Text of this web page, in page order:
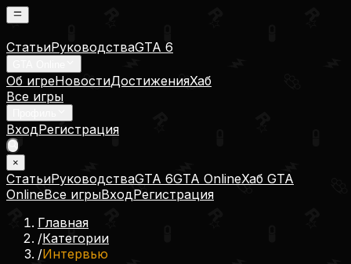
СтатьиРуководстваGTA 6
Об игреНовостиДостиженияХаб
Все игры
ВходРегистрация
×
СтатьиРуководстваGTA 6GTA OnlineХаб GTA
OnlineВсе игрыВходРегистрация
Главная
/Категории
/Интервью